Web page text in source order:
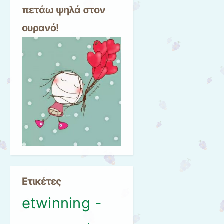
πετάω ψηλά στον
ουρανό!
Ετικέτες
etwinning -